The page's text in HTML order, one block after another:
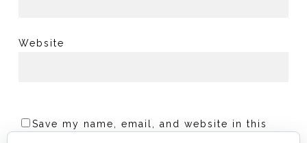
Website
Save my name, email, and website in this